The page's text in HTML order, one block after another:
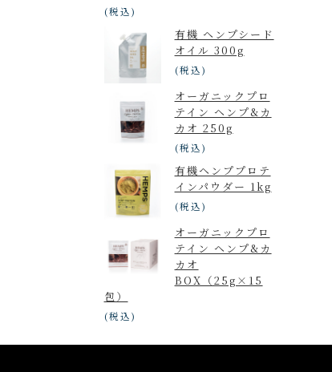
(税込)
有機 ヘンプシード
オイル 300g
(税込)
オーガニックプロ
テイン ヘンプ&カ
カオ 250g
(税込)
有機ヘンププロテ
インパウダー 1kg
(税込)
オーガニックプロ
テイン ヘンプ&カ
カオ
BOX（25g×15
包）
(税込)